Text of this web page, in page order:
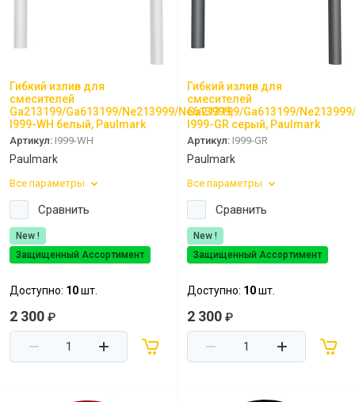
Мойки PAULMARK VAST-PRO, BRIM-PRO
PAULMARK Сифон Одинарный
Посудомоечные машины MIDEA
SCANDILUX
SCANDILUX видео-обзор стиральных
машин
Флипбук GRANFEST
Семинар
Гибкий излив для
смесителей
Ga213199/Ga613199/Ne213999/Ne613999,
I999-WH белый, Paulmark
Артикул: I999-WH
Paulmark
Все параметры
Сравнить
New !
Защищенный Ассортимент
Доступно: 10шт.
2 300 ₽
Гибкий излив для
смесителей
Ga213199/Ga613199/
I999-GR серый, Paulmark
Артикул: I999-GR
Paulmark
Все параметры
Сравнить
New !
Защищенный Ассортимент
Доступно: 10шт.
2 300 ₽